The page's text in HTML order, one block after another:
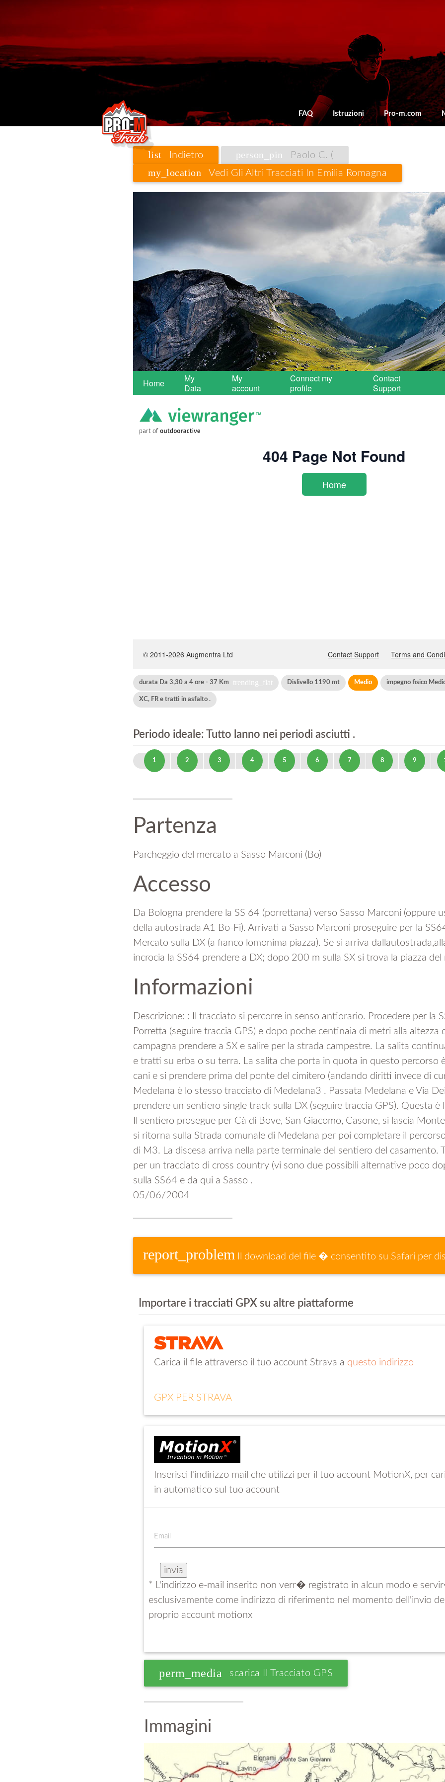
FAQ Istruzioni Pro-m.com
list Indietro person_pin Paolo C. (
my_location Vedi Gli Altri Tracciati In Emilia Romagna
trending_flat
durata Da 3,30 a 4 ore - 37 Km Dislivello 1190 mt Medio impegno fisico
XC, FR e tratti in asfalto .
Periodo ideale: Tutto lanno nei periodi asciutti .
1 2 3 4 5 6 7 8 9
Partenza
Parcheggio del mercato a Sasso Marconi (Bo)
Accesso
Da Bologna prendere la SS 64 (porrettana) verso Sasso Marconi (oppure
della autostrada A1 Bo-Fi). Arrivati a Sasso Marconi proseguire per la
Mercato sulla DX (a fianco lomonima piazza). Se si arriva
incrocia la SS64 prendere a DX; dopo 200 m sulla SX si trova la piazza del
Informazioni
Descrizione: : Il tracciato si percorre in senso antiorario. Procedere per la
Porretta (seguire traccia GPS) e dopo poche centinaia di metri alla altezza
campagna prendere a SX e salire per la strada campestre. La salita
e tratti su erba o su terra. La salita che porta in quota in questo percorso è
cani e si prendere prima del ponte del cimitero (andando diritti invece di
Medelana è lo stesso tracciato di Medelana3 . Passata Medelana e Via
prendere un sentiero single track sulla DX (seguire traccia GPS). Questa è la
Il sentiero prosegue per Cà di Bove, San Giacomo, Casone, si lascia
si ritorna sulla Strada comunale di Medelana per poi completare il
di M3. La discesa arriva nella parte terminale del sentiero del casamento.
per un tracciato di cross country (vi sono due possibili alternative poco
sulla SS64 e da qui a Sasso .
05/06/2004
report_problemIl download del file � consentito su Safari per
Importare i tracciati GPX su altre piattaforme
Carica il file attraverso il tuo account Strava a questo indirizzo
GPX PER STRAVA
Inserisci l'indirizzo mail che utilizzi per il tuo account MotionX, per
in automatico sul tuo account
Email
* L'indirizzo e-mail inserito non verr� registrato in alcun modo e
esclusivamente come indirizzo di riferimento nel momento dell'invio
proprio account motionx
perm_media Scarica Il Tracciato GPS
Immagini